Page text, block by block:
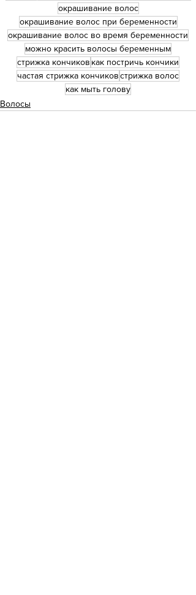
окрашивание волос
окрашивание волос при беременности
окрашивание волос во время беременности
можно красить волосы беременным
стрижка кончиков как постричь кончики
частая стрижка кончиковстрижка волос
как мыть голову
Волосы